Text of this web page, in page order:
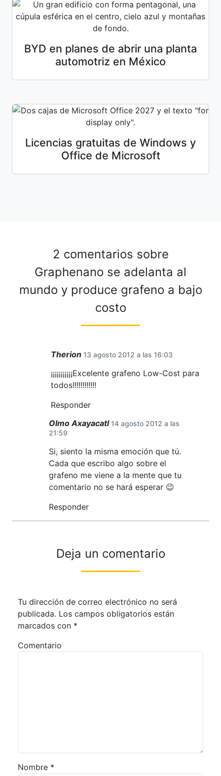
BYD en planes de abrir una planta
automotriz en México
Licencias gratuitas de Windows y
Office de Microsoft
2 comentarios sobre
Graphenano se adelanta al
mundo y produce grafeno a bajo
costo
Therion 13 agosto 2012 a las 16:03
¡¡¡¡¡¡¡¡¡¡¡Excelente grafeno Low-Cost para
todos!!!!!!!!!!!!
Responder
Olmo Axayacatl 14 agosto 2012 a las
21:59
Si, siento la misma emoción que tú.
Cada que escribo algo sobre el
grafeno me viene a la mente que tu
comentario no se hará esperar 😉
Responder
Deja un comentario
Tu dirección de correo electrónico no será
publicada. Los campos obligatorios están
marcados con *
Comentario
Nombre *